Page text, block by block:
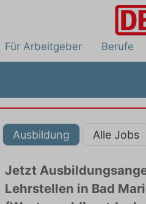
Für Arbeitgeber Berufe
Ausbildung Alle Jobs
Jetzt
Lehrstellen in Bad